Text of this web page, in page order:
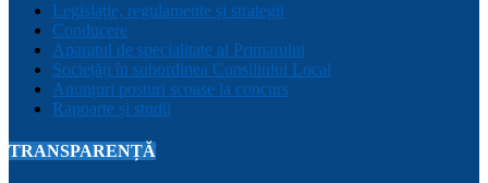
Legislație, regulamente și strategii
Conducere
Aparatul de specialitate al Primarului
Sociețăți în subordinea Consiliului Local
Anunțuri posturi scoase la concurs
Rapoarte și studii
TRANSPARENȚĂ